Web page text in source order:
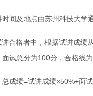
间及地点由苏州科技大学
合格者中，根据试讲成
试总分为100分，合格线为
成绩=试讲成绩×50%+